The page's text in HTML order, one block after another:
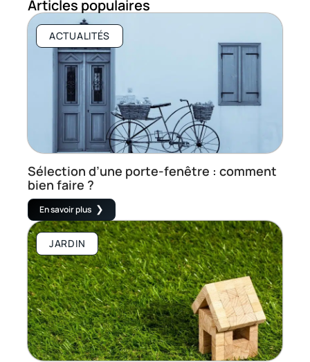
Articles populaires
ACTUALITÉS
Sélection d’une porte-fenêtre : comment
bien faire ?
En savoir plus
JARDIN